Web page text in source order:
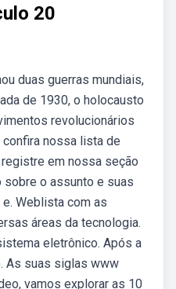
20
duas guerras mundiais,
de 1930, o holocausto
revolucionários
nossa lista de
em nossa seção
o assunto e suas
Weblista com as
áreas da tecnologia.
eletrônico. Após a
As suas siglas www
vamos explorar as 10